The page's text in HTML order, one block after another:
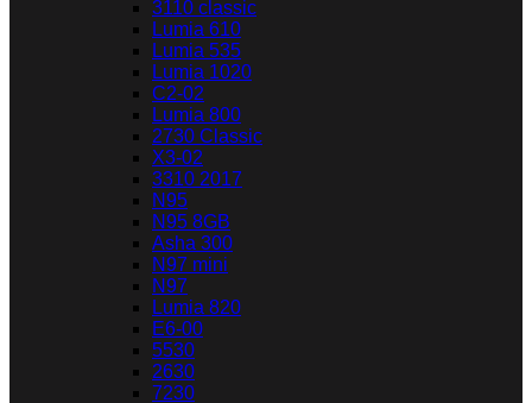
3110 classic
Lumia 610
Lumia 535
Lumia 1020
C2-02
Lumia 800
2730 Classic
X3-02
3310 2017
N95
N95 8GB
Asha 300
N97 mini
N97
Lumia 820
E6-00
5530
2630
7230